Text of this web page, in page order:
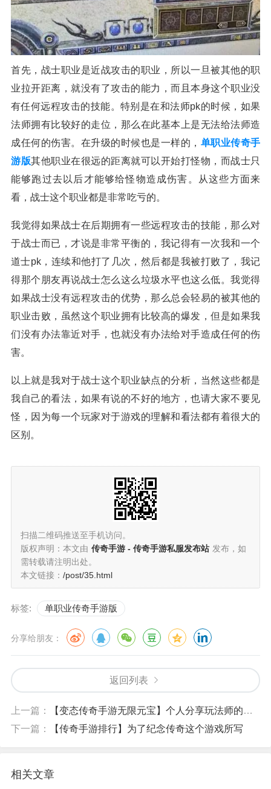
首先，战士职业是近战攻击的职业，所以一旦被其他的职
业拉开距离，就没有了攻击的能力，而且本身这个职业没
有任何远程攻击的技能。特别是在和法师pk的时候，如果
法师拥有比较好的走位，那么在此基本上是无法给法师造
成任何的伤害。在升级的时候也是一样的， 单职业传奇手
游版其他职业在很远的距离就可以开始打怪物，而战士只
能够跑过去以后才能够给怪物造成伤害。从这些方面来
看，战士这个职业都是非常吃亏的。
我觉得如果战士在后期拥有一些远程攻击的技能，那么对
于战士而已，才说是非常平衡的，我记得有一次我和一个
道士pk，连续和他打了几次，然后都是我被打败了，我记
得那个朋友再说战士怎么这么垃圾水平也这么低。我觉得
如果战士没有远程攻击的优势，那么总会轻易的被其他的
职业击败，虽然这个职业拥有比较高的爆发，但是如果我
们没有办法靠近对手，也就没有办法给对手造成任何的伤
害。
以上就是我对于战士这个职业缺点的分析，当然这些都是
我自己的看法，如果有说的不好的地方，也请大家不要见
怪，因为每一个玩家对于游戏的理解和看法都有着很大的
区别。
扫描二维码推送至手机访问。
版权声明：本文由 传奇手游 - 传奇手游私服发布站 发布，如
需转载请注明出处。
本文链接： /post/35.html
标签: 单职业传奇手游版
分享给朋友：
返回列表
上一篇：
【变态传奇手游无限元宝】个人分享玩法师的技巧攻略
下一篇：
【传奇手游排行】为了纪念传奇这个游戏所写
相关文章